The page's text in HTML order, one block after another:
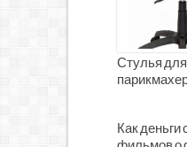
Стулья
Как деньги